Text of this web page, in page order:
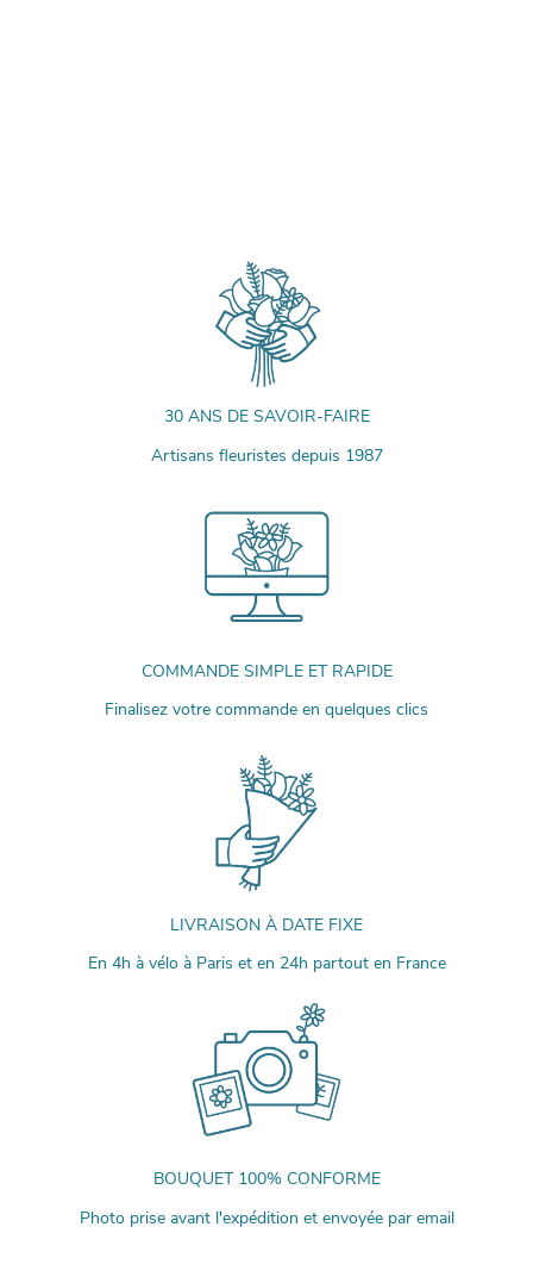
30 ANS DE SAVOIR-FAIRE
Artisans fleuristes depuis 1987
COMMANDE SIMPLE ET RAPIDE
Finalisez votre commande en quelques clics
LIVRAISON À DATE FIXE
En 4h à vélo à Paris et en 24h partout en France
BOUQUET 100% CONFORME
Photo prise avant l'expédition et envoyée par email